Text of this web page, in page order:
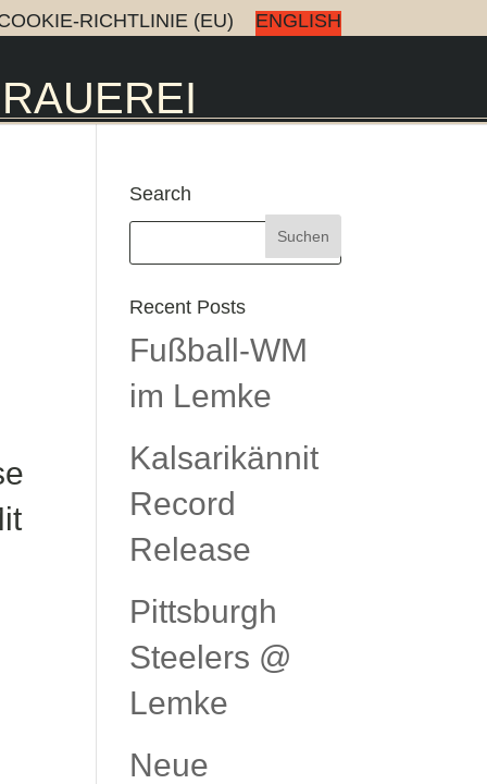
RICHTLINIE (EU) ENGLISH
Search
Recent Posts
Fußball-WM
im Lemke
Kalsarikännit
Record
Release
Pittsburgh
Steelers @
Lemke
Neue